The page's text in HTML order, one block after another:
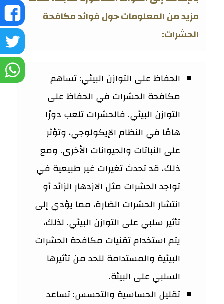
مزيد من المعلومات حول فوائد مكافحة
الحشرات:
الحفاظ على التوازن البيئي: تساهم
مكافحة الحشرات في الحفاظ على
التوازن البيئي. فالحشرات تلعب دورًا
هامًا في النظام الإيكولوجي، وتؤثر
على النباتات والحيوانات الأخرى. ومع
ذلك، قد تحدث تغيرات غير طبيعية في
تواجد الحشرات مثل الازدهار الزائد أو
انتشار الحشرات الضارة، مما يؤدي إلى
تأثير سلبي على التوازن البيئي. لذلك،
يتم استخدام تقنيات مكافحة الحشرات
البيئية والمستدامة للحد من تأثيرها
السلبي على البيئة.
تقليل الحساسية والتحسس: تساعد